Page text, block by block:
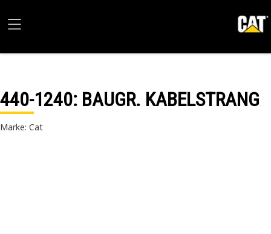
440-1240: BAUGR. KABELSTRANG
Marke: Cat